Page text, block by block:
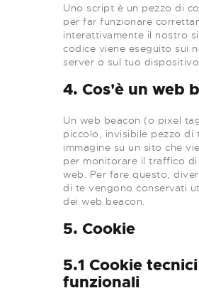
Uno script è un pezzo di
per far funzionare
interattivamente il nostro
codice viene eseguito sui
server o sul tuo
4. Cos'è un web
Un web beacon (o pixel
piccolo, invisibile pezzo di
immagine su un sito che
per monitorare il traffico di
web. Per fare questo,
di te vengono conservati
dei web beacon.
5. Cookie
5.1 Cookie
funzionali